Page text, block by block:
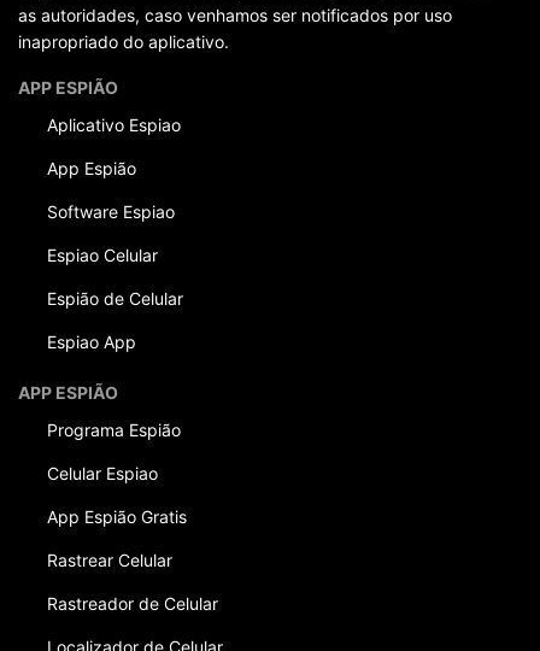
as autoridades, caso venhamos ser notificados por uso
inapropriado do aplicativo.
APP ESPIÃO
Aplicativo Espiao
App Espião
Software Espiao
Espiao Celular
Espião de Celular
Espiao App
APP ESPIÃO
Programa Espião
Celular Espiao
App Espião Gratis
Rastrear Celular
Rastreador de Celular
Localizador de Celular